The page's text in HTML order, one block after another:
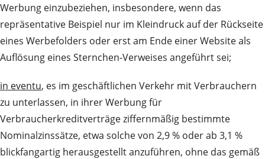
Werbung einzubeziehen, insbesondere, wenn das
repräsentative Beispiel nur im Kleindruck auf der Rückseite
eines Werbefolders oder erst am Ende einer Website als
Auflösung eines Sternchen-Verweises angeführt sei;
in eventu, es im geschäftlichen Verkehr mit Verbrauchern
zu unterlassen, in ihrer Werbung für
Verbraucherkreditverträge ziffernmäßig bestimmte
Nominalzinssätze, etwa solche von 2,9 % oder ab 3,1 %
blickfangartig herausgestellt anzuführen, ohne das gemäß